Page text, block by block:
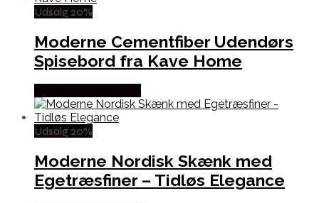
Udsalg 20%
Moderne Cementfiber Udendørs
Spisebord fra Kave Home
Udsalg 20%
Moderne Nordisk Skænk med
Egetræsfiner – Tidløs Elegance